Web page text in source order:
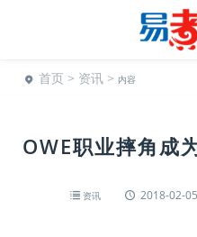
首页 > 资讯 > 内容
OWE职业摔角成
资讯 2018-02-